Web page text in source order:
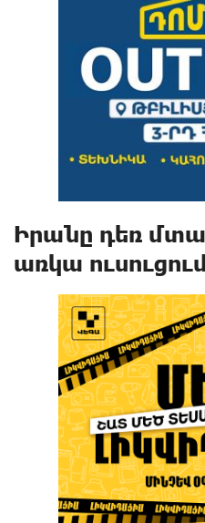
Իրանը դեռ
առկա